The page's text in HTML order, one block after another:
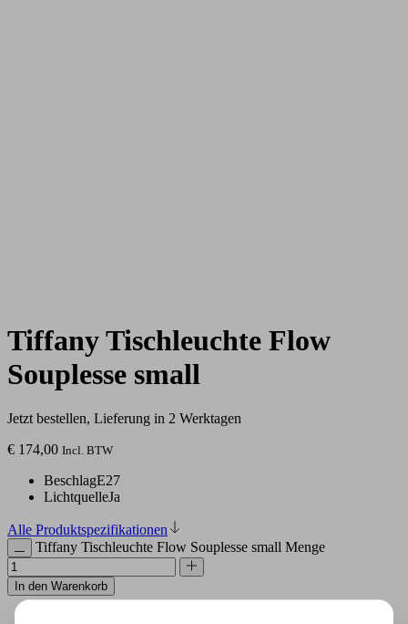
Tiffany Tischleuchte Flow
Souplesse small
Jetzt bestellen, Lieferung in 2 Werktagen
€ 174,00 Incl. BTW
BeschlagE27
LichtquelleJa
Alle Produktspezifikationen
Tiffany Tischleuchte Flow Souplesse small Menge
In den Warenkorb